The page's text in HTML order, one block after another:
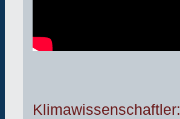
Klimawissenschaftler: